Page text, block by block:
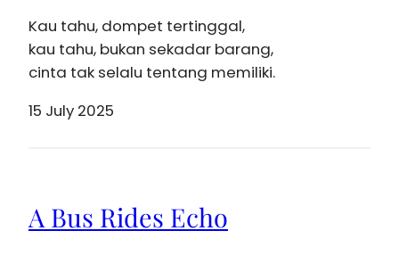
Kau tahu, dompet tertinggal,
kau tahu, bukan sekadar barang,
cinta tak selalu tentang memiliki.
15 July 2025
A Bus Rides Echo